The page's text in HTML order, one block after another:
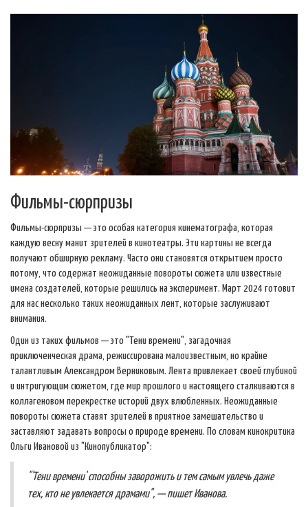
Фильмы-сюрпризы
Фильмы-сюрпризы — это особая категория кинематографа, которая
каждую весну манит зрителей в кинотеатры. Эти картины не всегда
получают обширную рекламу. Часто они становятся открытием просто
потому, что содержат неожиданные повороты сюжета или известные
имена создателей, которые решились на эксперимент. Март 2024 готовит
для нас несколько таких неожиданных лент, которые заслуживают
внимания.
Один из таких фильмов — это "Тени времени", загадочная
приключенческая драма, режиссирована малоизвестным, но крайне
талантливым Александром Верниковым. Лента привлекает своей глубиной
и интригующим сюжетом, где мир прошлого и настоящего сталкиваются в
коллагеновом перекрестке историй двух влюбленных. Неожиданные
повороты сюжета ставят зрителей в приятное замешательство и
заставляют задавать вопросы о природе времени. По словам кинокритика
Ольги Ивановой из "Кинопубликатор":
"'Тени времени' способны заворожить и тем самым увлечь даже
тех, кто не увлекается драмами", — пишет Иванова.